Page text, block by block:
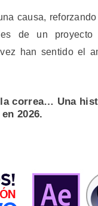
causa,
de un
han sentido el
correa… Una
2026.